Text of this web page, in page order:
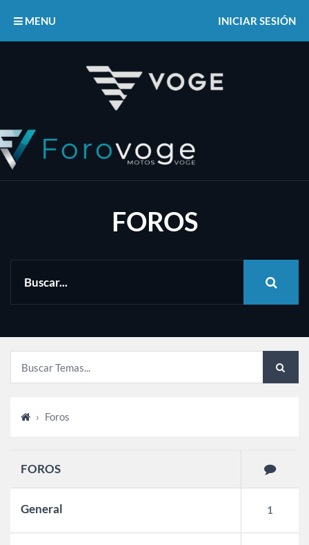
MENU INICIAR SESIÓN
FOROS
› Foros
FOROS
General 1